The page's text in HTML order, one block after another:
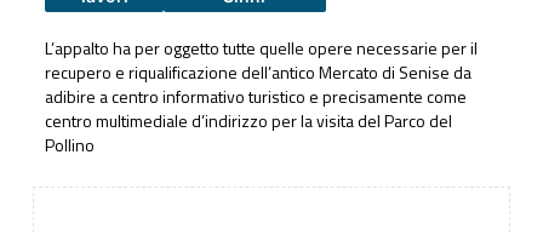
L’appalto ha per oggetto tutte quelle opere necessarie per il
recupero e riqualificazione dell’antico Mercato di Senise da
adibire a centro informativo turistico e precisamente come
centro multimediale d’indirizzo per la visita del Parco del
Pollino